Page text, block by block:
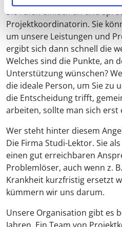
Sie rufen einfach an und
Projektkoordinatorin. Sie
um unsere Leistungen und
ergibt sich dann schnell die
Welches sind die Punkte, an
Unterstützung wünschen?
die ideale Person, um Sie zu
die Entscheidung trifft,
arbeiten, sollte man sich erst
Wer steht hinter diesem
Die Firma Studi-Lektor. Sie
einen gut erreichbaren
Problemlöser, auch wenn z.
Krankheit kurzfristig ersetzt
kümmern wir uns darum.
Unsere Organisation gibt es